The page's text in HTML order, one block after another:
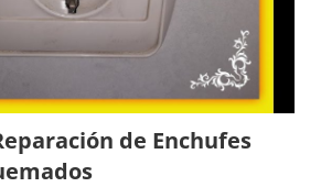
de Enchufes